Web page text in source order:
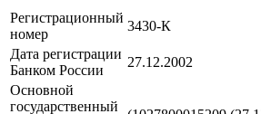
Регистрационный
номер
3430-К
Дата регистрации
Банком России
27.12.2002
Основной
государственный